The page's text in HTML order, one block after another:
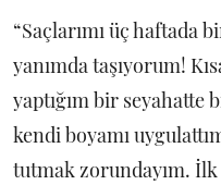
“Saçlarımı üç haftada
yanımda taşıyorum!
yaptığım bir
kendi boyamı
tutmak zorundayım.